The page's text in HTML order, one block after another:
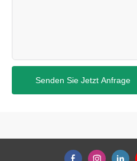
Senden Sie Jetzt Anfrage